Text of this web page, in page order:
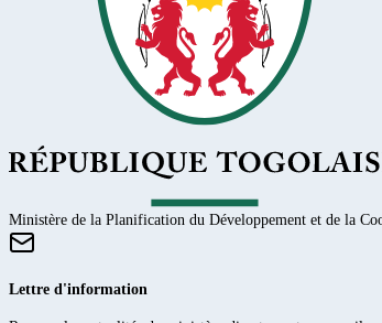
Ministère de la Planification du Développement et de la
Lettre d'information